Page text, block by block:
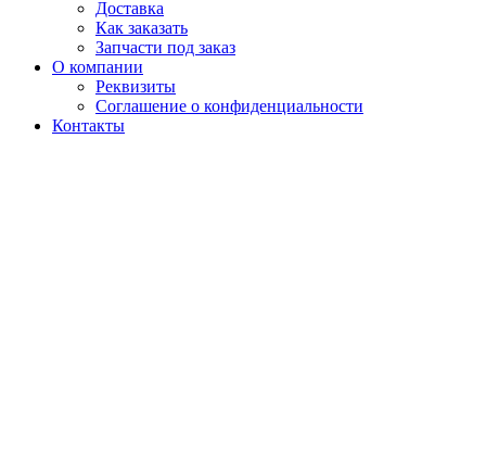
Доставка
Как заказать
Запчасти под заказ
О компании
Реквизиты
Соглашение о конфиденциальности
Контакты